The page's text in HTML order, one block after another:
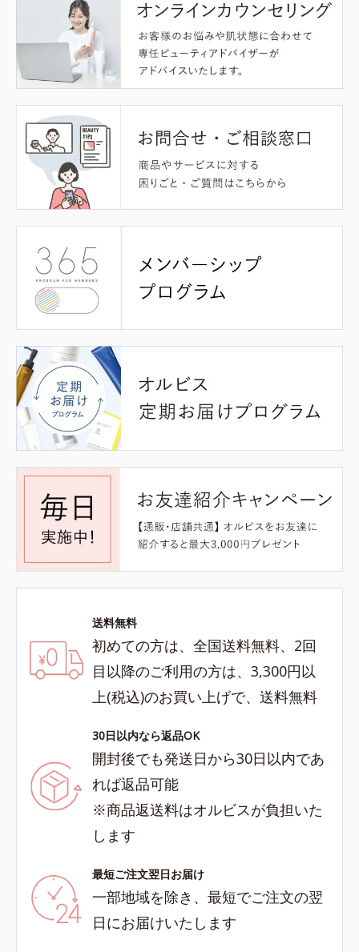
送料無料
初めての方は、全国送料無料、2回
目以降のご利用の方は、3,300円以
上(税込)のお買い上げで、送料無料
30日以内なら返品OK
開封後でも発送日から30日以内であ
れば返品可能
※商品返送料はオルビスが負担いた
します
最短ご注文翌日お届け
一部地域を除き、最短でご注文の翌
日にお届けいたします